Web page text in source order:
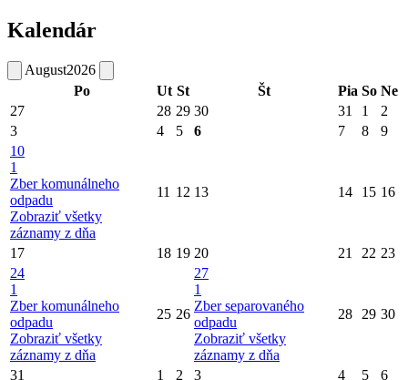
Kalendár
August2026
Po
Ut St Št Pia So Ne
27
28 29 30 31 1
2
3
4 5 6 7 8
9
10
1
Zber komunálneho
odpadu
Zobraziť všetky
záznamy z dňa
11 12 13 14 15 16
17 18 19 20 21 22 23
24
1
Zber komunálneho
odpadu
Zobraziť všetky
záznamy z dňa
25 26
27
1
Zber separovaného
odpadu
Zobraziť všetky
záznamy z dňa
28 29 30
31 1 2 3 4 5 6